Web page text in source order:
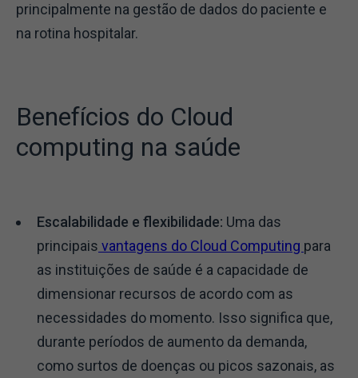
principalmente na gestão de dados do paciente e
na rotina hospitalar.
Benefícios do Cloud
computing na saúde
Escalabilidade e flexibilidade: Uma das
principais vantagens do Cloud Computing para
as instituições de saúde é a capacidade de
dimensionar recursos de acordo com as
necessidades do momento. Isso significa que,
durante períodos de aumento da demanda,
como surtos de doenças ou picos sazonais, as